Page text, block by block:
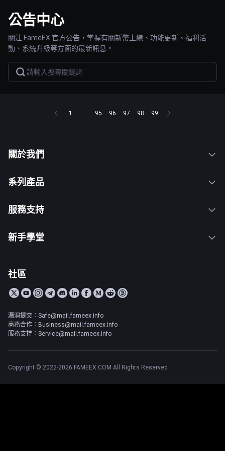
公告中心
關注 FameEX 官方公告，掌握有關新幣上線、功能更新、福利活
動、系統升級等方面的最新訊息。
1 ... 95 96 97 98 99
關於我們
系列產品
服務支持
新手學堂
社區
漏洞提交：Safe@mail.fameex.info
商務合作：Business@mail.fameex.info
服務支持：Service@mail.fameex.info
Copyright © 2022-2026 FAMEEX.COM All Rights Reserved